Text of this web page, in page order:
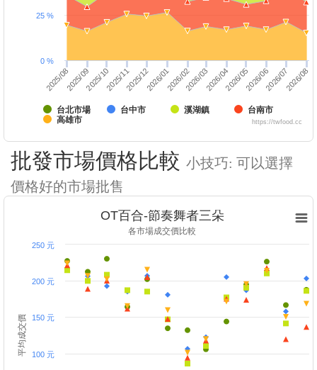
台北市場 台中市 溪湖鎮
台南市
高雄市
2025/082025/092025/102025/112025/122026/012026/022026/032026/042026/052026/062026/072026/08
0 %
25 %
https://twfood.cc
批發市場價格比較 小技巧: 可以選擇
價格好的市場批售
平均成交價
OT百合-節奏舞者三朵
各市場成交價比較
100 元
150 元
200 元
250 元